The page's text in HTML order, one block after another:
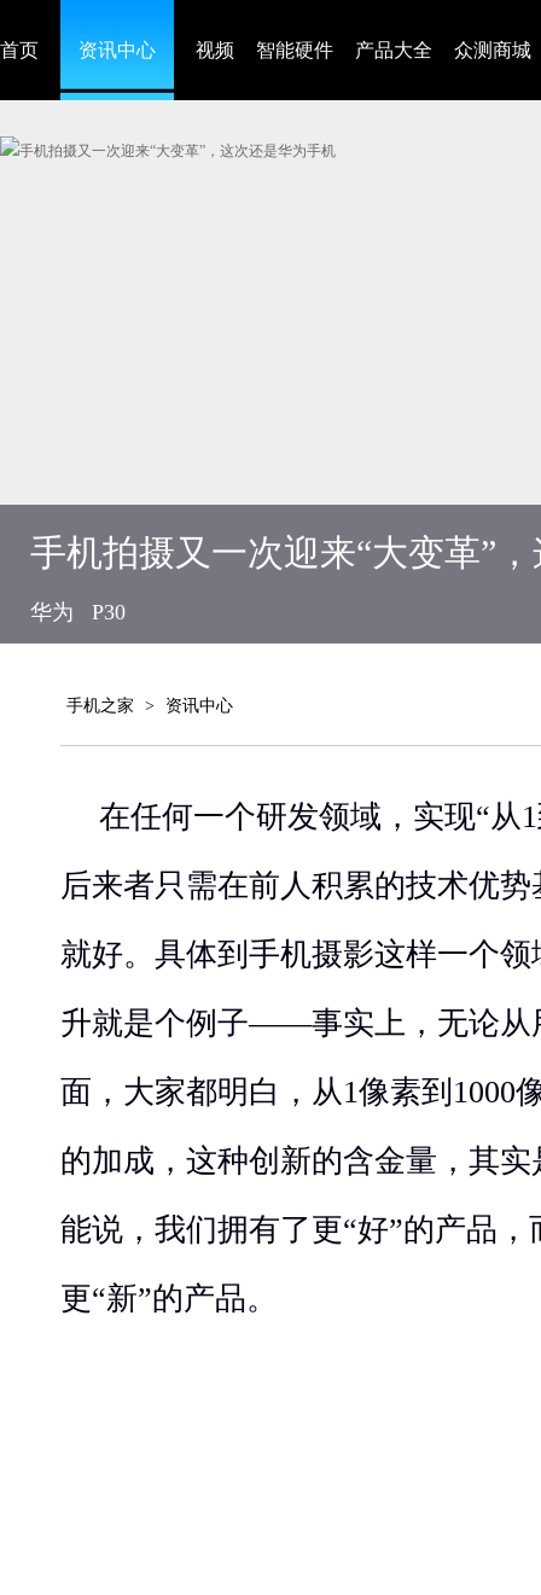
首页 资讯中心 视频 智能硬件 产品大全 众测商城
手机拍摄又一次迎来“大变革”
华为 P30
手机之家 > 资讯中心
在任何一个研发领域，实现“从
后来者只需在前人积累的技术优
就好。具体到手机摄影这样一个
升就是个例子——事实上，无论从
面，大家都明白，从1像素到1000
的加成，这种创新的含金量，其
能说，我们拥有了更“好”的产品
更“新”的产品。